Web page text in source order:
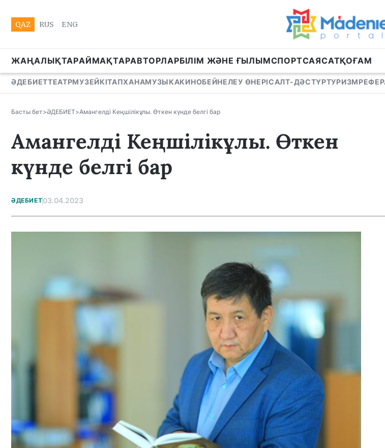
QAZ RUS ENG
ЖАҢАЛЫҚТАРАЙМАҚТАРАВТОРЛАРБІЛІМ ЖӘНЕ ҒЫЛЫМСПОРТСАЯСАТҚОҒАМ
ӘДЕБИЕТТЕАТРМУЗЕЙКІТАПХАНАМУЗЫКАКИНОБЕЙНЕЛЕУ ӨНЕРІСАЛТ-ДӘСТҮРТУРИЗМ
Басты бет>ӘДЕБИЕТ>Амангелді Кеңшілікұлы. Өткен күнде белгі бар
Амангелді Кеңшілікұлы. Өткен
күнде белгі бар
ӘДЕБИЕТ03.04.2023